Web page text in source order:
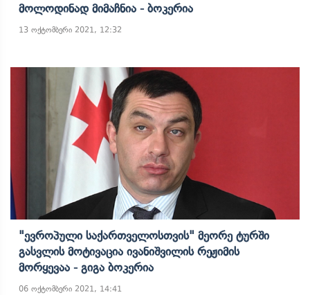
Მოლოდინად Მიმაჩნია - Ბოკერია
13 ოქტომბერი 2021, 12:32
"ევროპული Საქართველოსთვის" Მეორე Ტურში
Გასვლის Მოტივაცია Ივანიშვილის Რეჟიმის
Მორყევაა - Გიგა Ბოკერია
06 ოქტომბერი 2021, 14:41